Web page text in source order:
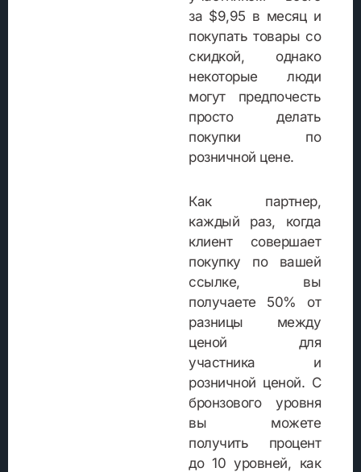
за $9,95 в месяц и
покупать товары со
скидкой, однако
некоторые люди
могут предпочесть
просто делать
покупки по
розничной цене.
Как партнер,
каждый раз, когда
клиент совершает
покупку по вашей
ссылке, вы
получаете 50% от
разницы между
ценой для
участника и
розничной ценой. С
бронзового уровня
вы можете
получить процент
до 10 уровней, как